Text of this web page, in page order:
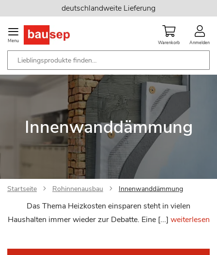
Inhalt
springen
deutschlandweite Lieferung
Menu Warenkorb Anmelden
Innenwanddämmung
Startseite Rohinnenausbau Innenwanddämmung
Das Thema Heizkosten einsparen steht in vielen
Haushalten immer wieder zur Debatte. Eine [...] weiterlesen